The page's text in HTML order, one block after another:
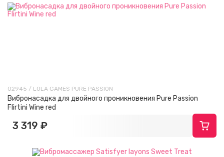
02945 / LOLA GAMES PURE PASSION
Вибронасадка для двойного проникновения Pure Passion
Flirtini Wine red
3 319 ₽